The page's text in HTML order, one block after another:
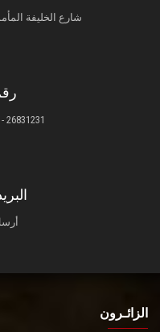
شارع الخليفة
26831231 - 26831417 - 26831474
الزائـرون